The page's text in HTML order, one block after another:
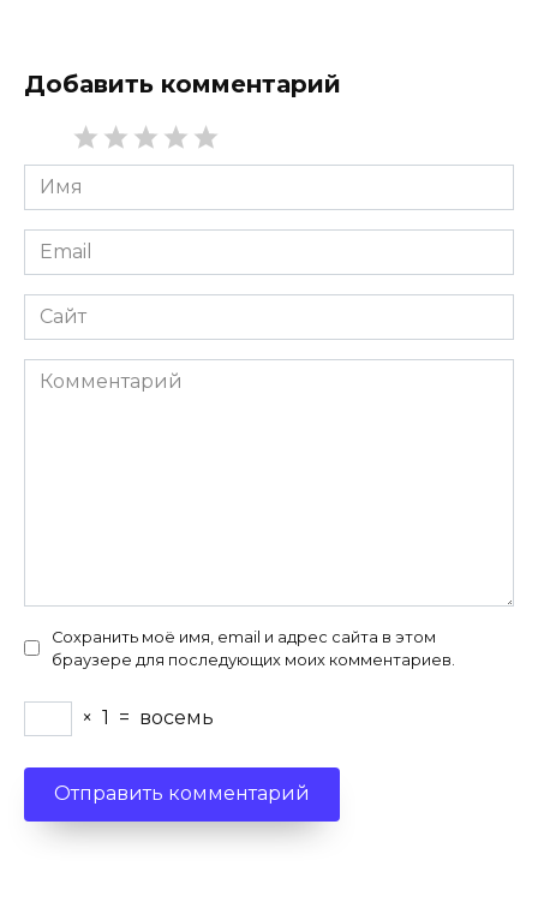
Добавить комментарий
Имя
*
Email
*
Сайт
Комментарий
Сохранить моё имя, email и адрес сайта в этом
браузере для последующих моих комментариев.
× 1 = восемь